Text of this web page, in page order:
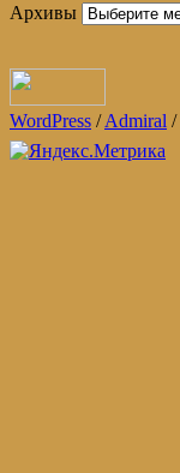
Архивы
WordPress /Admiral /